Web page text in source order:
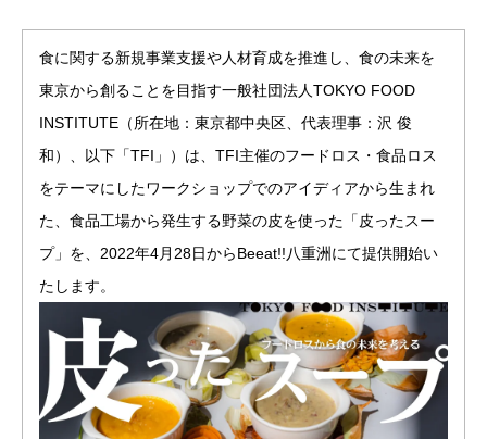
食に関する新規事業支援や人材育成を推進し、食の未来を
東京から創ることを目指す一般社団法人TOKYO FOOD
INSTITUTE（所在地：東京都中央区、代表理事：沢 俊
和）、以下「TFI」）は、TFI主催のフードロス・食品ロス
をテーマにしたワークショップでのアイディアから生まれ
た、食品工場から発生する野菜の皮を使った「皮ったスー
プ」を、2022年4月28日からBeeat!!八重洲にて提供開始い
たします。